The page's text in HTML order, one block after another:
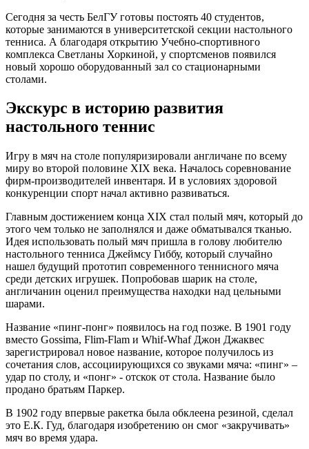
Сегодня за честь БелГУ готовы постоять 40 студентов,
которые занимаются в университетской секции настольного
тенниса. А благодаря открытию Учебно-спортивного
комплекса Светланы Хоркиной, у спортсменов появился
новый хорошо оборудованный зал со стационарными
столами.
Экскурс в историю развития
настольного теннис
Игру в мяч на столе популяризировали англичане по всему
миру во второй половине XIX века. Началось соревнование
фирм-производителей инвентаря. И в условиях здоровой
конкуренции спорт начал активно развиваться.
Главным достижением конца XIX стал полый мяч, который до
этого чем только не заполнялся и даже обматывался тканью.
Идея использовать полый мяч пришла в голову любителю
настольного тенниса Джеймсу Гиббу, который случайно
нашел будущий прототип современного теннисного мяча
среди детских игрушек. Попробовав шарик на столе,
англичанин оценил преимущества находки над цельными
шарами.
Название «пинг-понг» появилось на год позже. В 1901 году
вместо Gossima, Flim-Flam и Whif-Whaf Джон Джаквес
зарегистрировал новое название, которое получилось из
сочетания слов, ассоциирующихся со звуками мяча: «пинг» –
удар по столу, и «понг» - отскок от стола. Название было
продано братьям Паркер.
В 1902 году впервые ракетка была обклеена резиной, сделал
это Е.К. Гуд, благодаря изобретению он смог «закручивать»
мяч во время удара.